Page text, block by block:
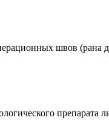
швов (рана
препарата